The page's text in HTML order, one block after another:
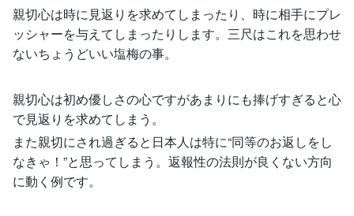
親切心は時に見返りを求めてしまったり、時に相手にプレ
ッシャーを与えてしまったりします。三尺はこれを思わせ
ないちょうどいい塩梅の事。
親切心は初め優しさの心ですがあまりにも捧げすぎると心
で見返りを求めてしまう。
また親切にされ過ぎると日本人は特に“同等のお返しをし
なきゃ！”と思ってしまう。返報性の法則が良くない方向
に動く例です。